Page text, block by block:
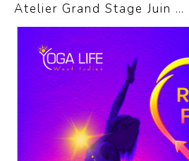
Atelier Grand Stage Juin 2026 – Last Chance